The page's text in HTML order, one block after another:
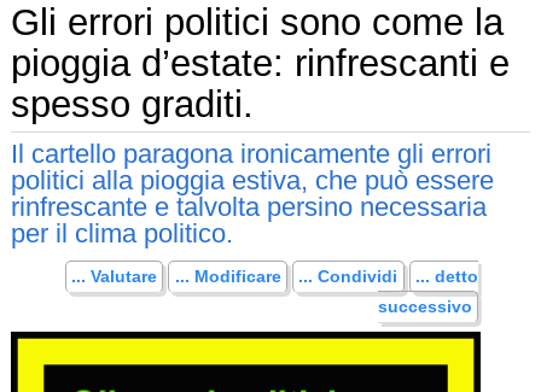
Gli errori politici sono come la
pioggia d’estate: rinfrescanti e
spesso graditi.
Il cartello paragona ironicamente gli errori
politici alla pioggia estiva, che può essere
rinfrescante e talvolta persino necessaria
per il clima politico.
... Valutare ... Modificare ... Condividi
... detto
successivo